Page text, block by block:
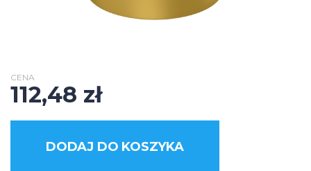
CENA
112,48 zł
DODAJ DO KOSZYKA